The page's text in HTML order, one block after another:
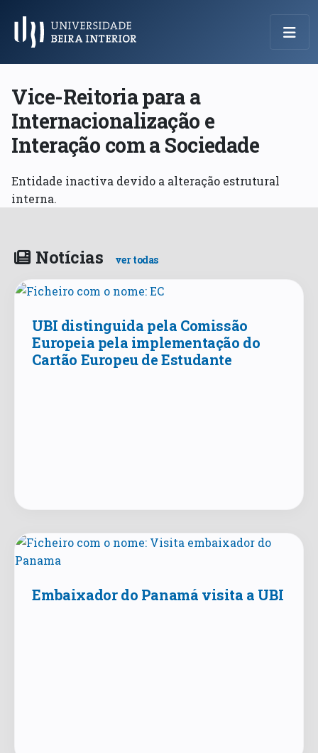
Menu Principal
Vice-Reitoria para a
Internacionalização e
Interação com a Sociedade
Entidade inactiva devido a alteração estrutural
interna.
Notícias ver todas
UBI distinguida pela Comissão
Europeia pela implementação do
Cartão Europeu de Estudante
Embaixador do Panamá visita a UBI